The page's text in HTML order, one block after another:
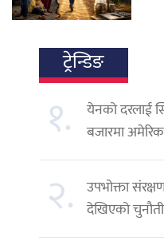
ट्रेन्डिङ
१.
येनको दरलाई
बजारमा
२. उपभोक्ता
देखिएको चुनौती